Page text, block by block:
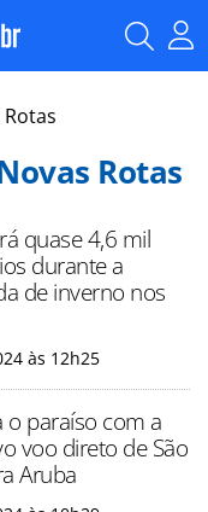
Rotas
quase 4,6 mil
durante a
de inverno nos
às 12h25
o paraíso com a
voo direto de São
Aruba